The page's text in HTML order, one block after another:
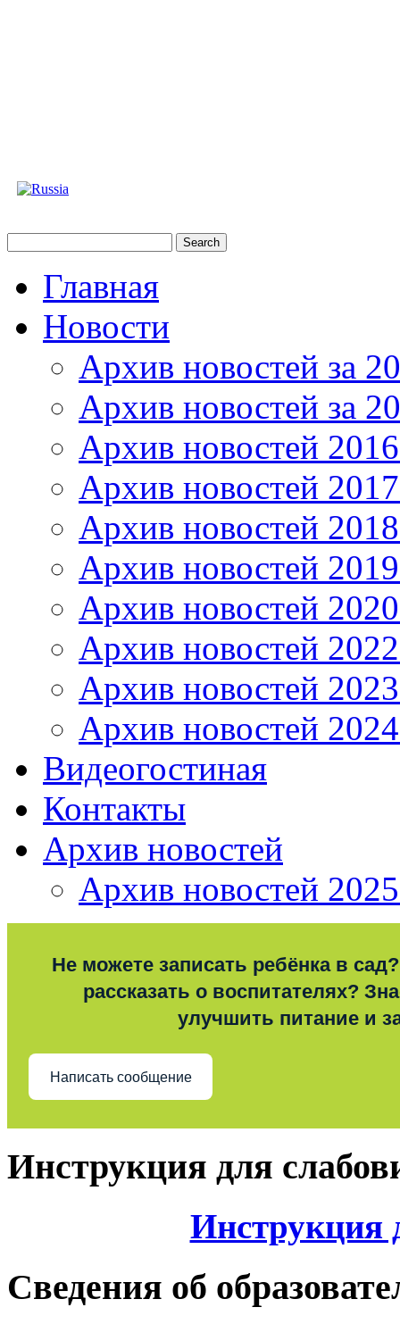
Главная
Новости
Архив новостей за
Архив новостей за
Архив новостей
Архив новостей
Архив новостей
Архив новостей
Архив новостей
Архив новостей
Архив новостей
Архив новостей
Видеогостиная
Контакты
Архив новостей
Архив новостей
Не можете записать ребёнка в
рассказать о воспитателях?
улучшить питание и
Написать сообщение
Инструкция для
Инструкция
Сведения об